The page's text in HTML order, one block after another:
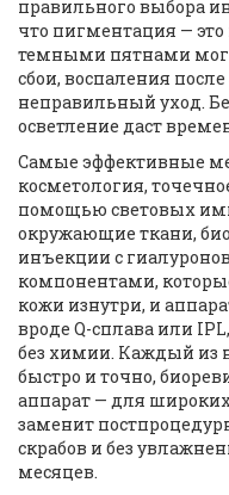
правильного выбора
что пигментация — это
темными пятнами
сбои, воспаления
неправильный уход.
осветление даст
Самые эффективные
косметология,
помощью световых
окружающие ткани,
инъекции с
компонентами,
кожи изнутри, и
вроде Q-сплава или
без химии. Каждый из
быстро и точно,
аппарат — для
заменит
скрабов и без
месяцев.